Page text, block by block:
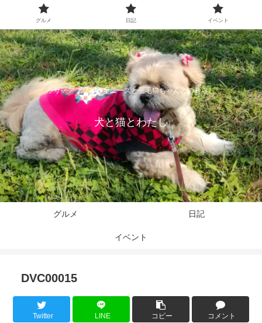
ラサ・アプソとペキニーズと三毛猫ちゃんとの暮らし
犬と猫とわたし
グルメ 日記
イベント
DVC00015
Twitter LINE コピー コメント
グルメ 日記 イベント